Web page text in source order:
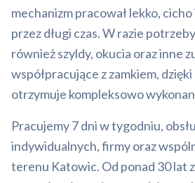
mechanizm pracował lekko,
przez długi czas. W razie
również szyldy, okucia oraz inne
współpracujące z zamkiem,
otrzymuje kompleksowo
Pracujemy 7 dni w tygodniu,
indywidualnych, firmy oraz
terenu Katowic. Od ponad 30 lat